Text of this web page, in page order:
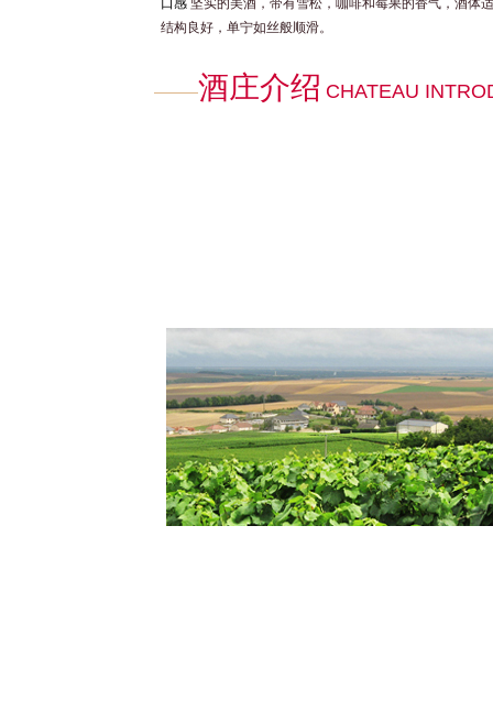
结构良好，单宁如丝般顺滑。
酒庄介绍 CHATEAU